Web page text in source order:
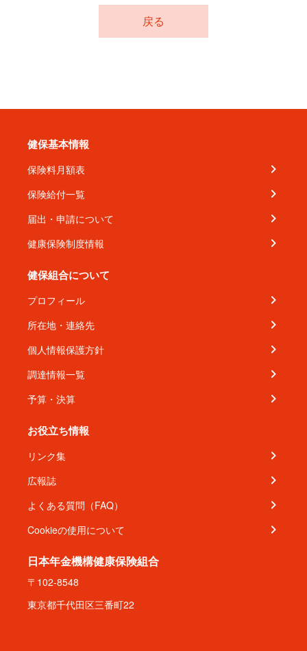
戻る
健保基本情報
保険料月額表
保険給付一覧
届出・申請について
健康保険制度情報
健保組合について
プロフィール
所在地・連絡先
個人情報保護方針
調達情報一覧
予算・決算
お役立ち情報
リンク集
広報誌
よくある質問（FAQ）
Cookieの使用について
日本年金機構健康保険組合
〒102-8548
東京都千代田区三番町22